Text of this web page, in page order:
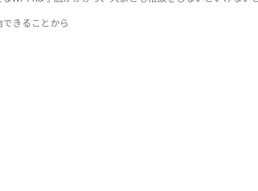
きることから